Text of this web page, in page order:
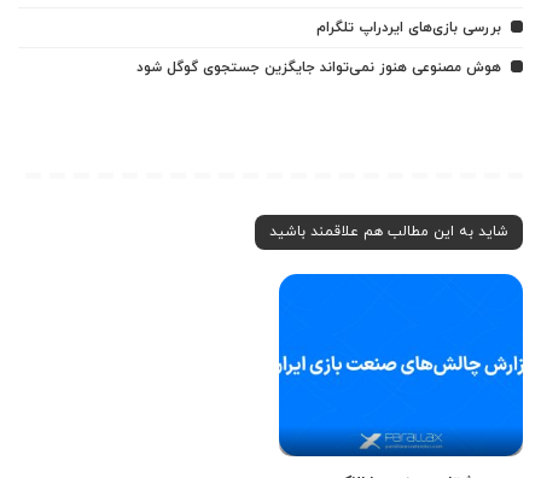
بررسی بازی‌های ایردراپ تلگرام
هوش مصنوعی هنوز نمی‌تواند جایگزین جستجوی گوگل شود
شاید به این مطالب هم علاقمند باشید